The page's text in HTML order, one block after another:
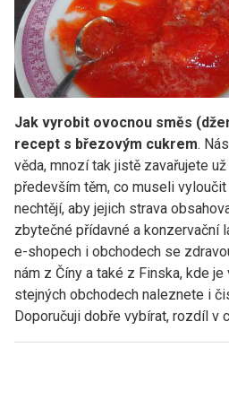
Jak vyrobit ovocnou směs
recept s březovým cukrem.
věda, mnozí tak jistě zavařujete
především těm, co museli
nechtějí, aby jejich strava
zbytečné přídavné a konzervační
e-shopech i obchodech se
nám z Číny a také z Finska, kde
stejných obchodech naleznete i
Doporučuji dobře vybírat, rozdíl v